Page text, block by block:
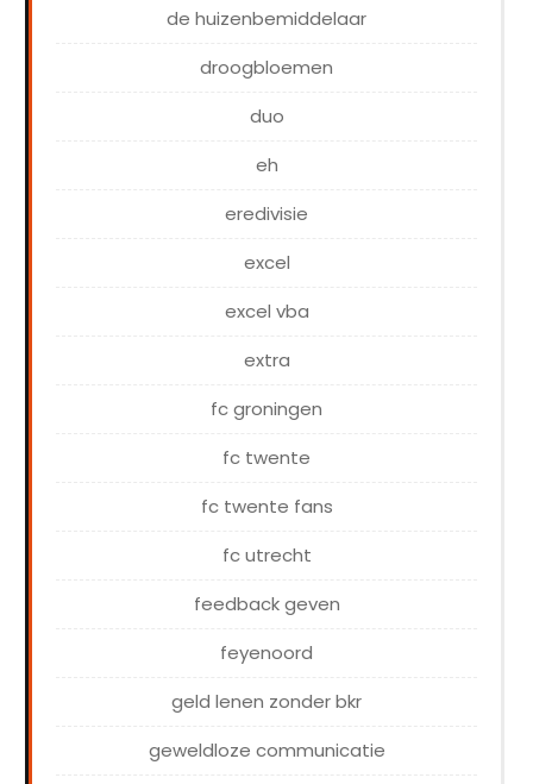
de huizenbemiddelaar
droogbloemen
duo
eh
eredivisie
excel
excel vba
extra
fc groningen
fc twente
fc twente fans
fc utrecht
feedback geven
feyenoord
geld lenen zonder bkr
geweldloze communicatie